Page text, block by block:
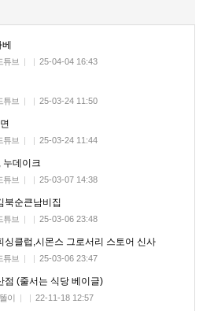
튜브 | | 25-04-04 16:43
튜브 | | 25-03-24 11:50
튜브 | | 25-03-24 11:44
누데이크
튜브 | | 25-03-07 14:38
북순큰남비집
튜브 | | 25-03-06 23:48
싱클럽,시몬스 그로서리 스토어 신사
튜브 | | 25-03-06 23:47
점 (줄서는 식당 베이글)
이 | | 22-11-18 12:57
항팀에서 db 부터 가 건드는
다
선에서 크롤링하는건 한계가
발하셧네요 ㄷㄷ 리스펙트합
니당
부를 해야 하는거라면 하는 편
한것 같내여
12:07:14
러를 만들겁니다
녹인